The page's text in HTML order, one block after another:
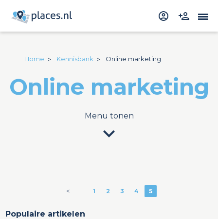
Home Kennisbank Online marketing
Online marketing
Menu tonen
expand_more
< 1 2 3 4 5
Populaire artikelen